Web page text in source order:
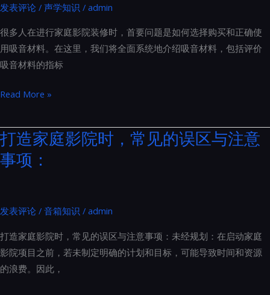
下
几
个
方
嵌
式
音
箱
系
防
止
共
专
业
安
装
发表评论 / 声学知识 / admin
很多人在进行家庭影院装修时，首要问题是如何选择购买和正确使
用吸音材料。在这里，我们将全面系统地介绍吸音材料，包括评价
吸音材料的指标
家
影
院
装
学
料
怎
么
Read More »
打造家庭影院时，常见的误区与注意
事项：
发表评论 / 音箱知识 / admin
打造家庭影院时，常见的误区与注意事项：未经规划：在启动家庭
影院项目之前，若未制定明确的计划和目标，可能导致时间和资源
的浪费。因此，